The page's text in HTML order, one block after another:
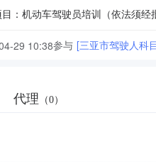
29 10:38参与 [三亚市驾驶人科
代理 （0）